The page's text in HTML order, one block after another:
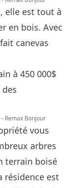
elle est tout à
en bois. Avec
canevas
Remax Bonjour
vous
arbres
terrain boisé
résidence est